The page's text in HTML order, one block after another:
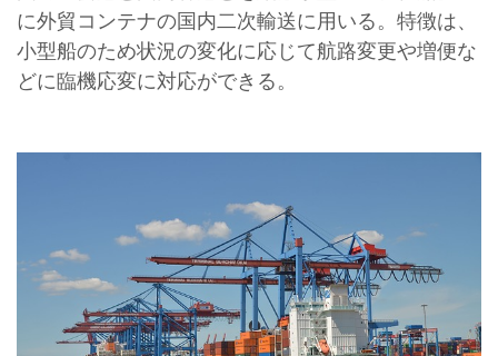
に外貿コンテナの国内二次輸送に用いる。特徴は、
小型船のため状況の変化に応じて航路変更や増便な
どに臨機応変に対応ができる。